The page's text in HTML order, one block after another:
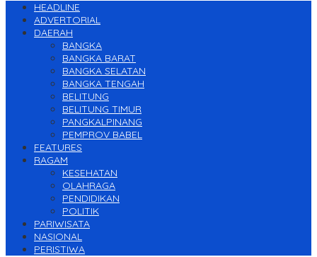
HEADLINE
ADVERTORIAL
DAERAH
BANGKA
BANGKA BARAT
BANGKA SELATAN
BANGKA TENGAH
BELITUNG
BELITUNG TIMUR
PANGKALPINANG
PEMPROV BABEL
FEATURES
RAGAM
KESEHATAN
OLAHRAGA
PENDIDIKAN
POLITIK
PARIWISATA
NASIONAL
PERISTIWA